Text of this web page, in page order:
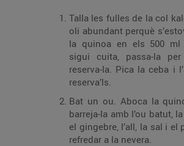
Talla les fulles de la col
oli abundant perquè
la quinoa en els 500 ml
sigui cuita, passa-la
reserva-la. Pica la ceba i
reserva’ls.
Bat un ou. Aboca la
barreja-la amb l’ou batut,
el gingebre, l’all, la sal i el
refredar a la nevera.